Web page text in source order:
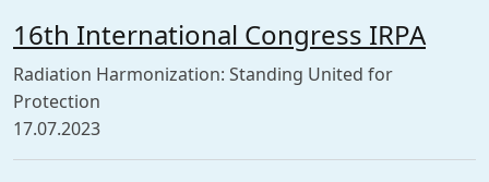
16th International Congress IRPA
Radiation Harmonization: Standing United for
Protection
17.07.2023